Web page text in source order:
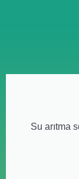
Su arıtma